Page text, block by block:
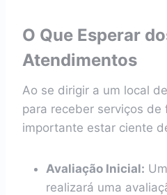
O Que Esperar
Atendimentos
Ao se dirigir a um local
para receber serviços de
importante estar ciente
Avaliação Inicial:
realizará uma